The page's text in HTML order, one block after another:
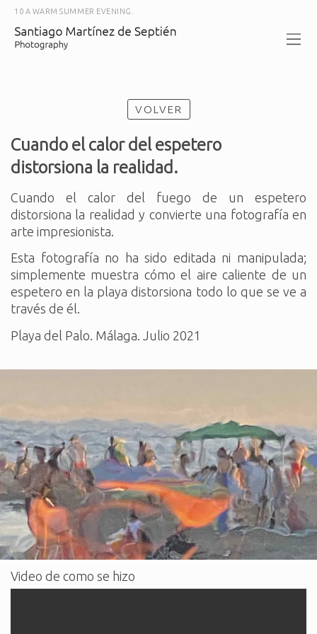
10 A WARM SUMMER EVENING.
VOLVER
Cuando el calor del espetero
distorsiona la realidad.
Cuando el calor del fuego de un espetero
distorsiona la realidad y convierte una fotografía en
arte impresionista.
Esta fotografía no ha sido editada ni manipulada;
simplemente muestra cómo el aire caliente de un
espetero en la playa distorsiona todo lo que se ve a
través de él.
Playa del Palo. Málaga. Julio 2021
Video de como se hizo